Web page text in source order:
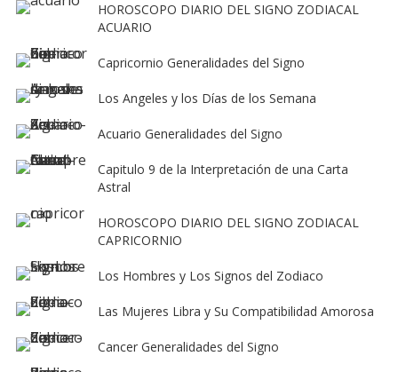
HOROSCOPO DIARIO DEL SIGNO ZODIACAL
ACUARIO
Capricornio Generalidades del Signo
Los Angeles y los Días de los Semana
Acuario Generalidades del Signo
Capitulo 9 de la Interpretación de una Carta
Astral
HOROSCOPO DIARIO DEL SIGNO ZODIACAL
CAPRICORNIO
Los Hombres y Los Signos del Zodiaco
Las Mujeres Libra y Su Compatibilidad Amorosa
Cancer Generalidades del Signo